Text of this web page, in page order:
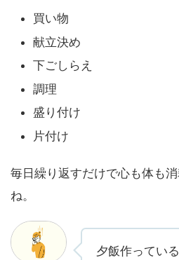
買い物
献立決め
下ごしらえ
調理
盛り付け
片付け
毎日繰り返すだけで心も体も
ね。
夕飯作ってい